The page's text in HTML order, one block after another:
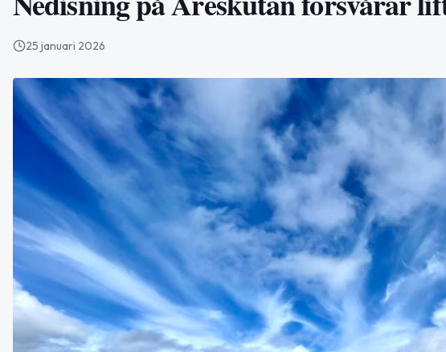
25 januari 2026